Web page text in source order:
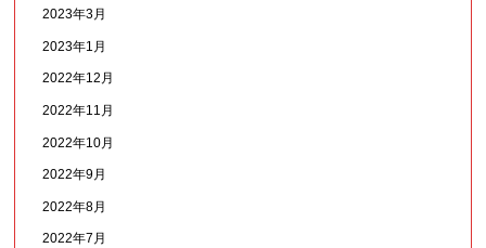
2023年3月
2023年1月
2022年12月
2022年11月
2022年10月
2022年9月
2022年8月
2022年7月